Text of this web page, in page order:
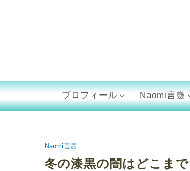
プロフィール Naomi言靈
Naomi言霊
冬の漆黒の闇はどこま